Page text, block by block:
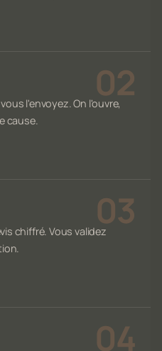
l'envoyez. On l'ouvre,
cause.
chiffré. Vous validez